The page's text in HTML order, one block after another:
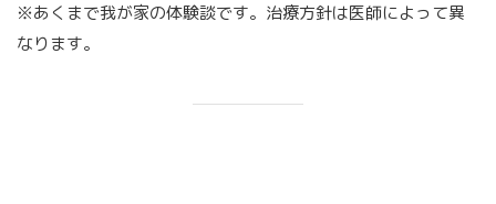
※あくまで我が家の体験談です。治療方針は医師によって異
なります。